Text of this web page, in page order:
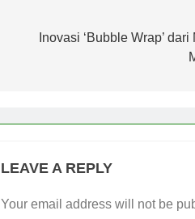
navigation
Inovasi ‘Bubble Wrap’
LEAVE A REPLY
Your email address will not be